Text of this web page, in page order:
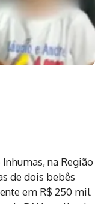
na Região
de dois bebês
em R$ 250 mil